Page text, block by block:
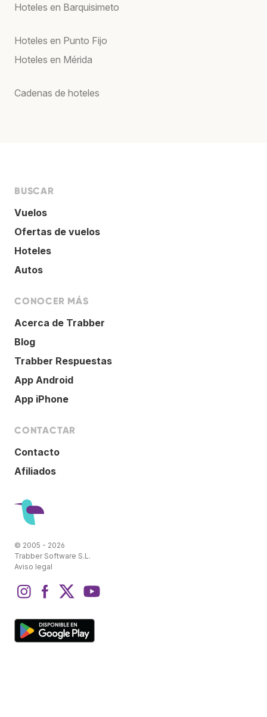
Hoteles en Barquisimeto
Hoteles en Punto Fijo
Hoteles en Mérida
Cadenas de hoteles
BUSCAR
Vuelos
Ofertas de vuelos
Hoteles
Autos
CONOCER MÁS
Acerca de Trabber
Blog
Trabber Respuestas
App Android
App iPhone
CONTACTAR
Contacto
Afiliados
© 2005 - 2026
Trabber Software S.L.
Aviso legal